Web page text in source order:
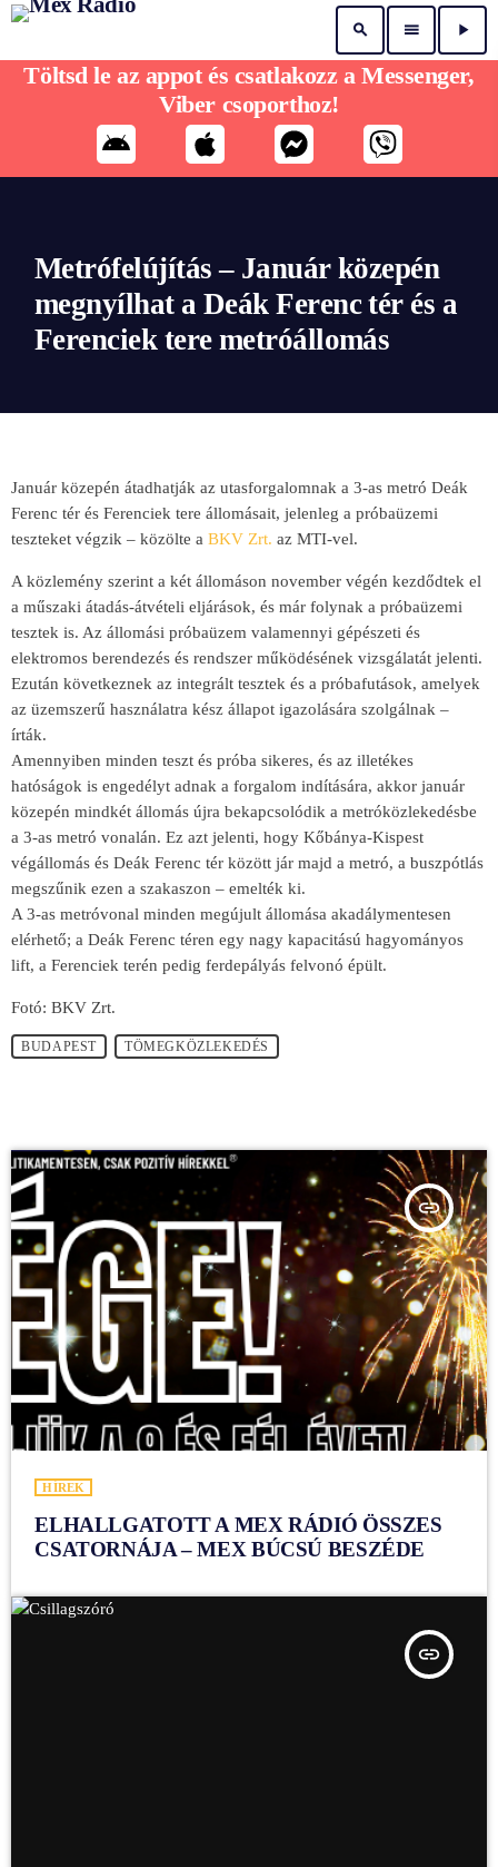
search menu play_arrow
Metrófelújítás – Január közepén
megnyílhat a Deák Ferenc tér és a
Ferenciek tere metróállomás
Január közepén átadhatják az utasforgalomnak a 3-as metró Deák
Ferenc tér és Ferenciek tere állomásait, jelenleg a próbaüzemi
teszteket végzik – közölte a BKV Zrt. az MTI-vel.
A közlemény szerint a két állomáson november végén kezdődtek el
a műszaki átadás-átvételi eljárások, és már folynak a próbaüzemi
tesztek is. Az állomási próbaüzem valamennyi gépészeti és
elektromos berendezés és rendszer működésének vizsgálatát jelenti.
Ezután következnek az integrált tesztek és a próbafutások, amelyek
az üzemszerű használatra kész állapot igazolására szolgálnak –
írták.
Amennyiben minden teszt és próba sikeres, és az illetékes
hatóságok is engedélyt adnak a forgalom indítására, akkor január
közepén mindkét állomás újra bekapcsolódik a metróközlekedésbe
a 3-as metró vonalán. Ez azt jelenti, hogy Kőbánya-Kispest
végállomás és Deák Ferenc tér között jár majd a metró, a buszpótlás
megszűnik ezen a szakaszon – emelték ki.
A 3-as metróvonal minden megújult állomása akadálymentesen
elérhető; a Deák Ferenc téren egy nagy kapacitású hagyományos
lift, a Ferenciek terén pedig ferdepályás felvonó épült.
Fotó: BKV Zrt.
BUDAPEST TÖMEGKÖZLEKEDÉS
insert_link
HÍREK
ELHALLGATOTT A MEX RÁDIÓ ÖSSZES
CSATORNÁJA – MEX BÚCSÚ BESZÉDE
insert_link
Töltsd le az appot és csatlakozz a Messenger,
Viber csoporthoz!